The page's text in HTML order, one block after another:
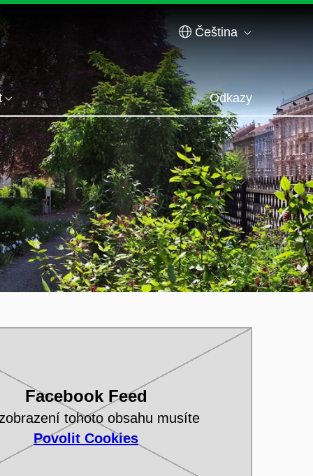
Čeština
Odkazy
Facebook Feed
tohoto obsahu musíte
Povolit Cookies